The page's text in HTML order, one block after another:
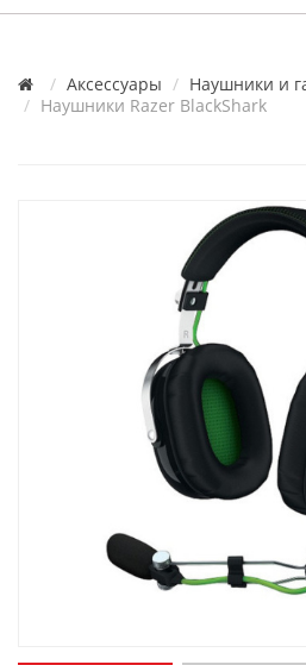
Аксессуары Наушники и
Наушники Razer BlackShark